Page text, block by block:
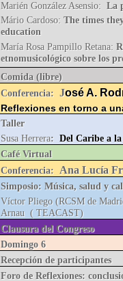
Marién González Asensio:
La
Mário Cardoso: The times
education
María Rosa Pampillo Retana:
etnomusicológico sobre los
Comida (libre)
Conferencia: José A.
Reflexiones en torno a
Taller
Susa Herrera:
Del Caribe a
Café Virtual
Conferencia: Ana Lucía
Simposio: Música, salud y
Víctor Pliego (RCSM de
Arnau ( TEACAST)
Clausura del Congreso
Domingo 6
Recepción de participantes
Foro de Reflexiones: